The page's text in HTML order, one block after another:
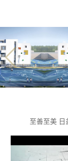
至善至美 日